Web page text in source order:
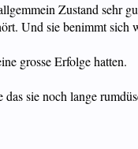
Zustand sehr
Und sie benimmt sich
grosse Erfolge hatten.
sie noch lange